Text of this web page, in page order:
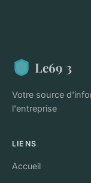
Le69 3
Votre source
l'entreprise
LIENS
Accueil